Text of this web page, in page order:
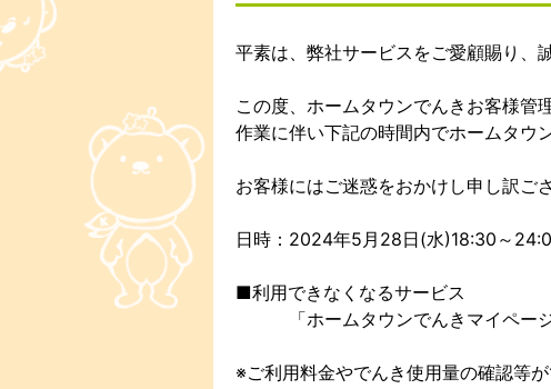
平素は、弊社サービスをご愛顧賜り、
この度、ホームタウンでんきお客様管
作業に伴い下記の時間内でホームタウ
お客様にはご迷惑をおかけし申し訳ご
日時：2024年5月28日(水)18:30～
■利用できなくなるサービス
「ホームタウンでんきマイページ
※ご利用料金やでんき使用量の確認等